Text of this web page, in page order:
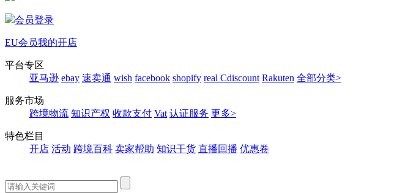
会员登录
EU会员我的开店
平台专区
亚马逊 ebay 速卖通 wish facebook shopify real Cdiscount Rakuten 全部分类>
服务市场
跨境物流 知识产权 收款支付 Vat 认证服务 更多>
特色栏目
开店 活动 跨境百科 卖家帮助 知识干货 直播回播 优惠卷